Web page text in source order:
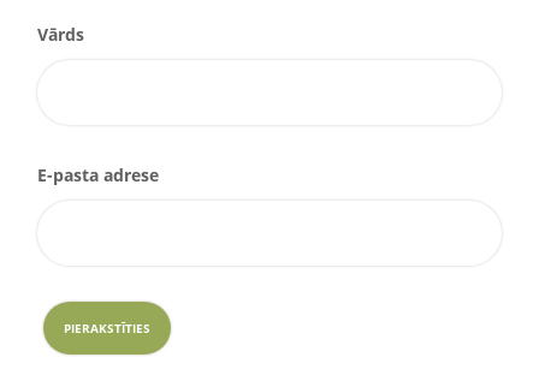
Vārds
E-pasta adrese